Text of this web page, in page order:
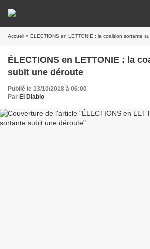
Accueil » ÉLECTIONS en LETTONIE : la coalition sortante
ÉLECTIONS en LETTONIE : la coalition sortante
subit une déroute
Publié le 13/10/2018 à 06:00
Par El Diablo